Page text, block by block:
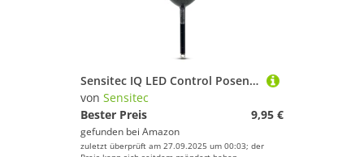
Sensitec IQ LED Control Posen - LED Allround Laufpose von Sänger Farbwechsel bei Biss (5gr)
von Sensitec
Bester Preis
9,95 €
gefunden bei Amazon
zuletzt überprüft am 27.09.2025 um 00:03; der